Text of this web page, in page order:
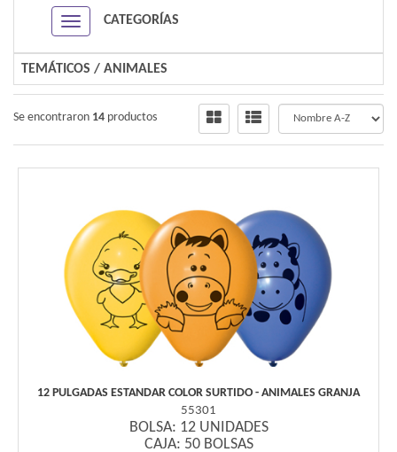
Navigation ein-/ausblenden
CATEGORÍAS
TEMÁTICOS /ANIMALES
Se encontraron 14 productos
12 PULGADAS ESTANDAR COLOR SURTIDO - ANIMALES GRANJA
55301
BOLSA: 12 UNIDADES
CAJA: 50 BOLSAS